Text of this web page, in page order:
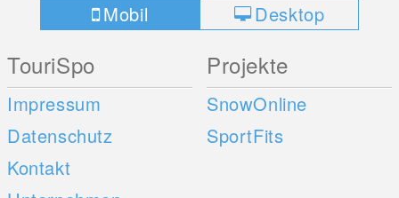
Mobil Desktop
TouriSpo
Impressum
Datenschutz
Kontakt
Projekte
SnowOnline
SportFits